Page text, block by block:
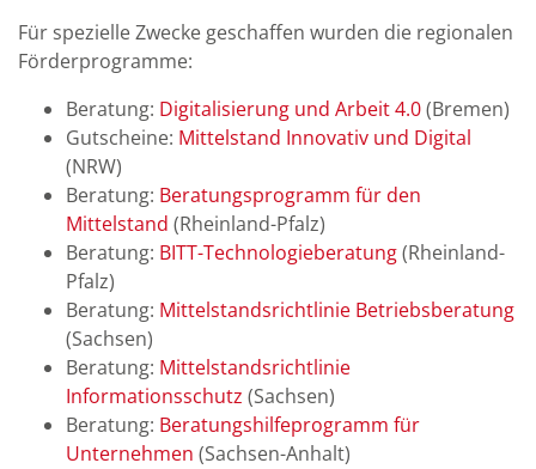
Für spezielle Zwecke geschaffen wurden die regionalen
Förderprogramme:
Beratung: Digitalisierung und Arbeit 4.0(Bremen)
Gutscheine: Mittelstand Innovativ und Digital
(NRW)
Beratung: Beratungsprogramm für den
Mittelstand (Rheinland-Pfalz)
Beratung: BITT-Technologieberatung(Rheinland-
Pfalz)
Beratung: Mittelstandsrichtlinie Betriebsberatung
(Sachsen)
Beratung: Mittelstandsrichtlinie
Informationsschutz (Sachsen)
Beratung: Beratungshilfeprogramm für
Unternehmen (Sachsen-Anhalt)